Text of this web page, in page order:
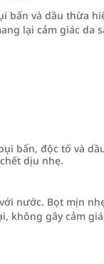
bẩn và dầu thừa
lại cảm giác da
bẩn, độc tố và
dịu nhẹ.
nước. Bọt mịn
không gây cảm